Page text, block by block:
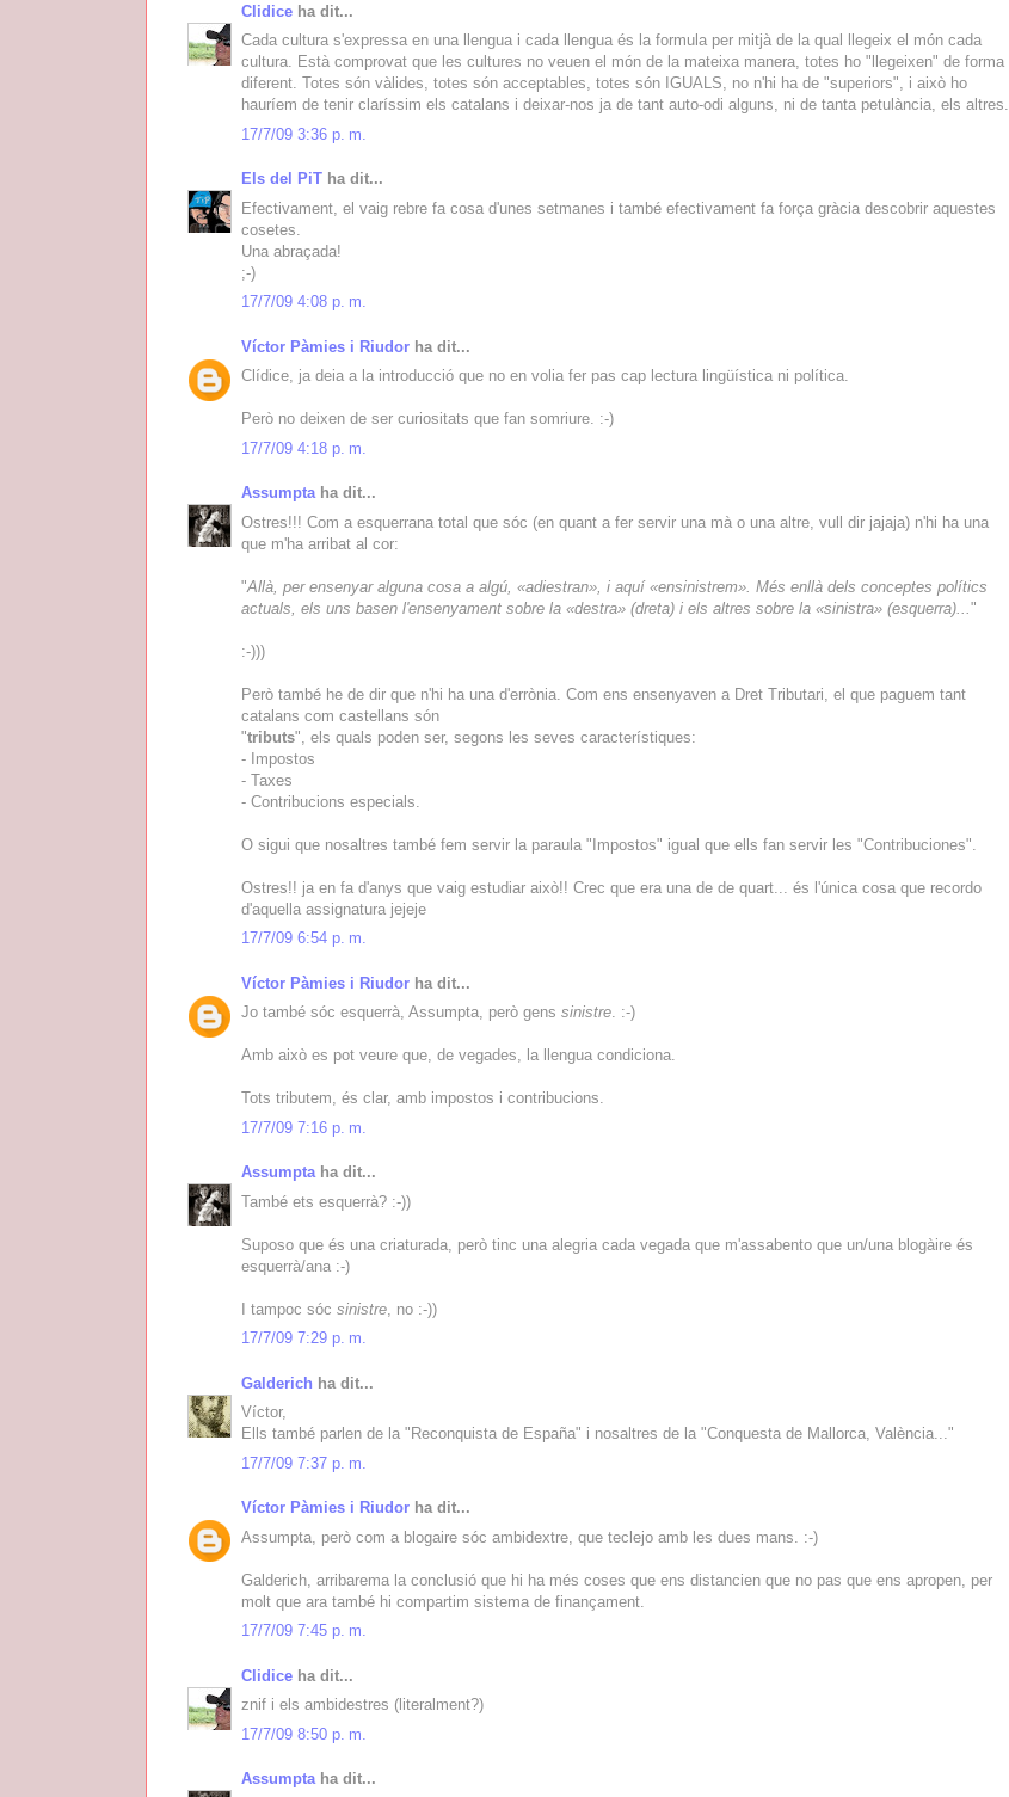
Clidice ha dit...
Cada cultura s'expressa en una llengua i cada llengua és la formula per mitjà de la qual llegeix el món cada
cultura. Està comprovat que les cultures no veuen el món de la mateixa manera, totes ho "llegeixen" de forma
diferent. Totes són vàlides, totes són acceptables, totes són IGUALS, no n'hi ha de "superiors", i això ho
hauríem de tenir claríssim els catalans i deixar-nos ja de tant auto-odi alguns, ni de tanta petulància, els altres.
17/7/09 3:36 p. m.
Els del PiT ha dit...
Efectivament, el vaig rebre fa cosa d'unes setmanes i també efectivament fa força gràcia descobrir aquestes
cosetes.
Una abraçada!
;-)
17/7/09 4:08 p. m.
Víctor Pàmies i Riudor ha dit...
Clídice, ja deia a la introducció que no en volia fer pas cap lectura lingüística ni política.
Però no deixen de ser curiositats que fan somriure. :-)
17/7/09 4:18 p. m.
Assumptaha dit...
Ostres!!! Com a esquerrana total que sóc (en quant a fer servir una mà o una altre, vull dir jajaja) n'hi ha una
que m'ha arribat al cor:
"Allà, per ensenyar alguna cosa a algú, «adiestran», i aquí «ensinistrem». Més enllà dels conceptes polítics
actuals, els uns basen l'ensenyament sobre la «destra» (dreta) i els altres sobre la «sinistra» (esquerra)... "
:-)))
Però també he de dir que n'hi ha una d'errònia. Com ens ensenyaven a Dret Tributari, el que paguem tant
catalans com castellans són
"tributs", els quals poden ser, segons les seves característiques:
- Impostos
- Taxes
- Contribucions especials.
O sigui que nosaltres també fem servir la paraula "Impostos" igual que ells fan servir les "Contribuciones".
Ostres!! ja en fa d'anys que vaig estudiar això!! Crec que era una de de quart... és l'única cosa que recordo
d'aquella assignatura jejeje
17/7/09 6:54 p. m.
Víctor Pàmies i Riudor ha dit...
Jo també sóc esquerrà, Assumpta, però gens sinistre. :-)
Amb això es pot veure que, de vegades, la llengua condiciona.
Tots tributem, és clar, amb impostos i contribucions.
17/7/09 7:16 p. m.
Assumptaha dit...
També ets esquerrà? :-))
Suposo que és una criaturada, però tinc una alegria cada vegada que m'assabento que un/una blogàire és
esquerrà/ana :-)
I tampoc sóc sinistre , no :-))
17/7/09 7:29 p. m.
Galderich ha dit...
Víctor,
Ells també parlen de la "Reconquista de España" i nosaltres de la "Conquesta de Mallorca, València..."
17/7/09 7:37 p. m.
Víctor Pàmies i Riudor ha dit...
Assumpta, però com a blogaire sóc ambidextre, que teclejo amb les dues mans. :-)
Galderich, arribarema la conclusió que hi ha més coses que ens distancien que no pas que ens apropen, per
molt que ara també hi compartim sistema de finançament.
17/7/09 7:45 p. m.
Clidice ha dit...
znif i els ambidestres (literalment?)
17/7/09 8:50 p. m.
Assumptaha dit...